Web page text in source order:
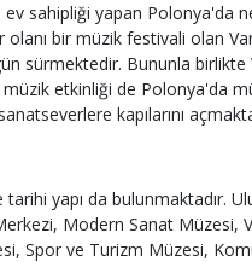
sahipliği yapan Polonya'da
bir müzik festivali olan
sürmektedir. Bununla
etkinliği de Polonya'da
kapılarını
yapı da bulunmaktadır.
Modern Sanat Müzesi,
Spor ve Turizm Müzesi,